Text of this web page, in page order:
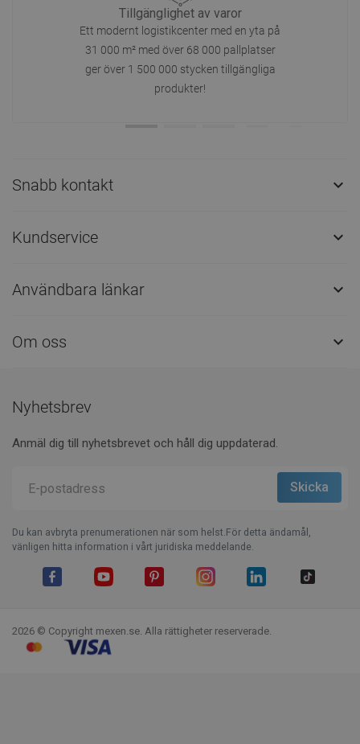
Tillgänglighet av varor
Ett modernt logistikcenter med en yta på
31 000 m² med över 68 000 pallplatser
ger över 1 500 000 stycken tillgängliga
produkter!
Snabb kontakt 
Kundservice 
Användbara länkar 
Om oss 
Nyhetsbrev
Anmäl dig till nyhetsbrevet och håll dig uppdaterad.
Du kan avbryta prenumerationen när som helst.För detta ändamål,
vänligen hitta information i vårt juridiska meddelande.
2026 © Copyright mexen.se. Alla rättigheter reserverade.